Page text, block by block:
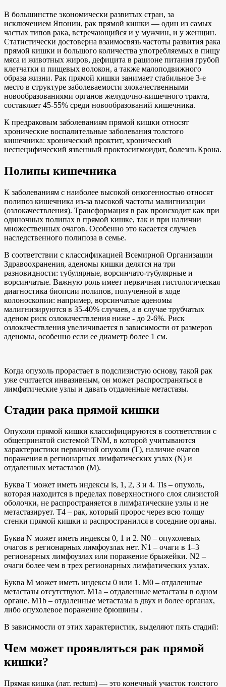
В большинстве экономически развитых стран, за
исключением Японии, рак прямой кишки — один из самых
частых типов рака, встречающийся и у мужчин, и у женщин.
Статистически достоверна взаимосвязь частоты развития рака
прямой кишки и большого количества употребляемых в пищу
мяса и животных жиров, дефицита в рационе питания грубой
клетчатки и пищевых волокон, а также малоподвижного
образа жизни. Рак прямой кишки занимает стабильное 3-е
место в структуре заболеваемости злокачественными
новообразованиями органов желудочно-кишечного тракта,
составляет 45-55% среди новообразований кишечника.
К предраковым заболеваниям прямой кишки относят
хронические воспалительные заболевания толстого
кишечника: хронический проктит, хронический
неспецифический язвенный проктосигмоидит, болезнь Крона.
Полипы кишечника
К заболеваниям с наиболее высокой онкогенностью относят
полипоз кишечника из-за высокой частоты малигнизации
(озлокачествления). Трансформация в рак происходит как при
одиночных полипах в прямой кишке, так и при наличии
множественных очагов. Особенно это касается случаев
наследственного полипоза в семье.
В соответствии с классификацией Всемирной Организации
Здравоохранения, аденомы кишки делятся на три
разновидности: тубулярные, ворсинчато-тубулярные и
ворсинчатые. Важную роль имеет первичная гистологическая
диагностика биопсии полипов, полученной в ходе
колоноскопии: например, ворсинчатые аденомы
малигнизируются в 35-40% случаев, а в случае трубчатых
аденом риск озлокачествления ниже - до 2-6%. Риск
озлокачествления увеличивается в зависимости от размеров
аденомы, особенно если ее диаметр более 1 см.
Когда опухоль прорастает в подслизистую основу, такой рак
уже считается инвазивным, он может распространяться в
лимфатические узлы и давать отдаленные метастазы.
Стадии рака прямой кишки
Опухоли прямой кишки классифицируются в соответствии с
общепринятой системой TNM, в которой учитываются
характеристики первичной опухоли (T), наличие очагов
поражения в регионарных лимфатических узлах (N) и
отдаленных метастазов (M).
Буква T может иметь индексы is, 1, 2, 3 и 4. Tis – опухоль,
которая находится в пределах поверхностного слоя слизистой
оболочки, не распространяется в лимфатические узлы и не
метастазирует. T4 – рак, который пророс через всю толщу
стенки прямой кишки и распространился в соседние органы.
Буква N может иметь индексы 0, 1 и 2. N0 – опухолевых
очагов в регионарных лимфоузлах нет. N1 – очаги в 1–3
регионарных лимфоузлах или поражение брыжейки. N2 –
очаги более чем в трех регионарных лимфатических узлах.
Буква M может иметь индексы 0 или 1. M0 – отдаленные
метастазы отсутствуют. M1a – отдаленные метастазы в одном
органе. M1b – отдаленные метастазы в двух и более органах,
либо опухолевое поражение брюшины .
В зависимости от этих характеристик, выделяют пять стадий:
Чем может проявляться рак прямой
кишки?
Прямая кишка (лат. rectum) — это конечный участок толстого